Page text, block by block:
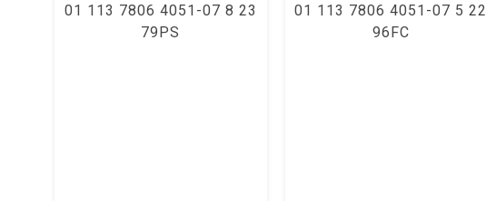
01 113 7806 4051-07 8 23
79PS
01 113 7806 4051-07 5 22
96FC